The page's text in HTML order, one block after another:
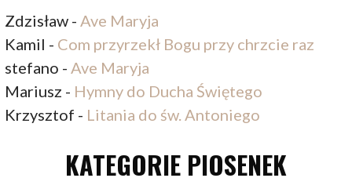
Zdzisław -Ave Maryja
Kamil - Com przyrzekł Bogu przy chrzcie raz
stefano -Ave Maryja
Mariusz - Hymny do Ducha Świętego
Krzysztof - Litania do św. Antoniego
KATEGORIE PIOSENEK